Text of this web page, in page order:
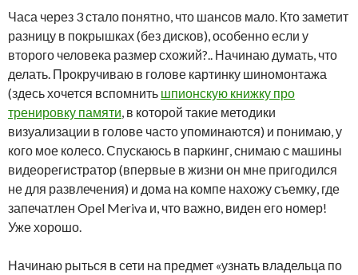
Часа через 3 стало понятно, что шансов мало. Кто заметит
разницу в покрышках (без дисков), особенно если у
второго человека размер схожий?.. Начинаю думать, что
делать. Прокручиваю в голове картинку шиномонтажа
(здесь хочется вспомнить шпионскую книжку про
тренировку памяти, в которой такие методики
визуализации в голове часто упоминаются) и понимаю, у
кого мое колесо. Спускаюсь в паркинг, снимаю с машины
видеорегистратор (впервые в жизни он мне пригодился
не для развлечения) и дома на компе нахожу съемку, где
запечатлен Opel Meriva и, что важно, виден его номер!
Уже хорошо.
Начинаю рыться в сети на предмет «узнать владельца по